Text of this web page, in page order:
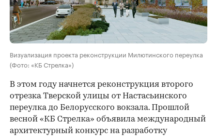
Визуализация проекта реконструкции Милютинского переулка
(Фото: «КБ Стрелка»)
В этом году начнется реконструкция второго
отрезка Тверской улицы от Настасьинского
переулка до Белорусского вокзала. Прошлой
весной «КБ Стрелка» объявила международный
архитектурный конкурс на разработку